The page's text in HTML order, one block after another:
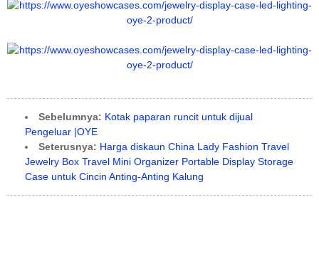
Sebelumnya: Kotak paparan runcit untuk dijual
Pengeluar |OYE
Seterusnya: Harga diskaun China Lady Fashion Travel
Jewelry Box Travel Mini Organizer Portable Display Storage
Case untuk Cincin Anting-Anting Kalung